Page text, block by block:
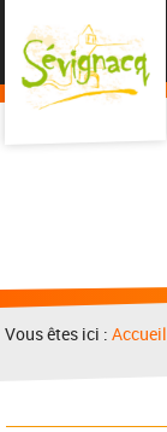
Vous êtes ici :Accueil